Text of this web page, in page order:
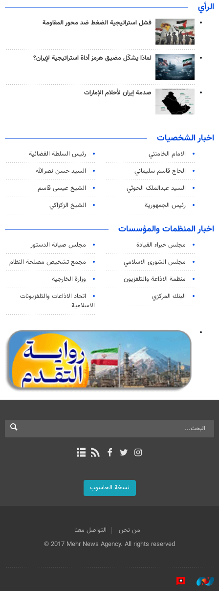
الرأي
فشل استراتيجية الضغط ضد محور المقاومة
لماذا يشكّل مضيق هرمز أداة استراتيجية لإيران؟
صدمة إيران لأحلام الإمارات
اخبار الشخصيات
الامام الخامنئي
رئیس السلطة القضائیة
الحاج قاسم سليماني
السيد حسن نصرالله
السید عبدالملک الحوثي
الشيخ عيسى قاسم
رئيس الجمهورية
الشيخ الزكزاكي
اخبار المنظمات والمؤسسات
مجلس خبراء القيادة
مجلس صيانة الدستور
مجلس الشورى الاسلامي
مجمع تشخيص مصلحة النظام
منظمة الاذاعة والتلفزیون
وزارة الخارجية
البنك المركزي
اتحاد الاذاعات والتلفزيونات
الاسلامية
نسخة الحاسوب
من نحن
التواصل معنا
© 2017 Mehr News Agency. All rights reserved